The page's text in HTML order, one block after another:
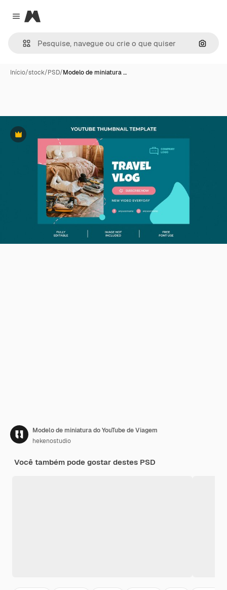
Close menu
Magnific
Início/stock/PSD/Modelo de miniatura …
Premium
Modelo de miniatura do YouTube de Viagem
hekenostudio
Você também pode gostar destes PSD